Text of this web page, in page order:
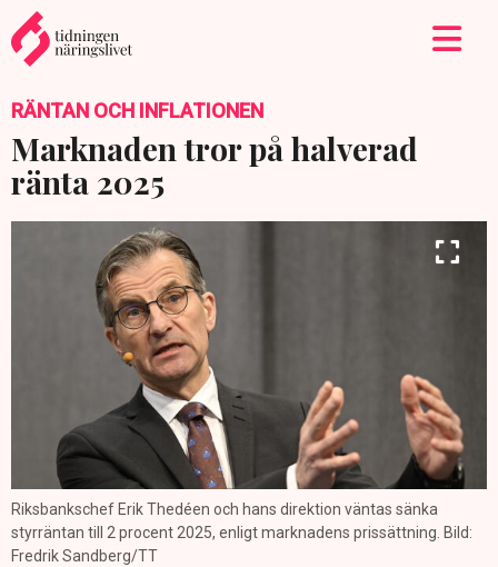
RÄNTAN OCH INFLATIONEN
Marknaden tror på halverad
ränta 2025
Riksbankschef Erik Thedéen och hans direktion väntas sänka
styrräntan till 2 procent 2025, enligt marknadens prissättning. Bild:
Fredrik Sandberg/TT